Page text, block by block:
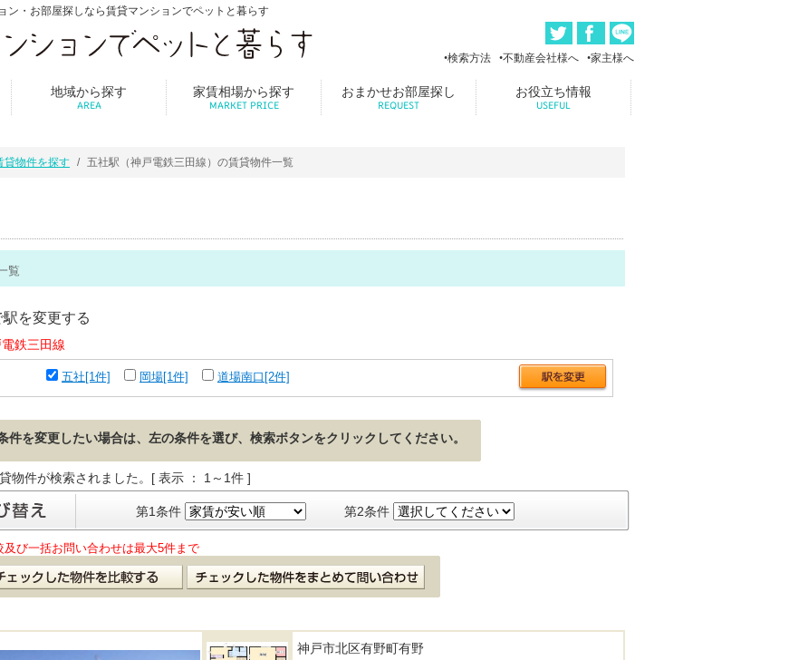
ン・お部屋探しなら賃貸マンションでペットと暮らす
検索方法 不動産会社様へ 家主様へ
地域から探す
AREA
家賃相場から探す
MARKET PRICE
おまかせお部屋探し
REQUEST
お役立ち情報
USEFUL
貸物件を探す 五社駅（神戸電鉄三田線）の賃貸物件一覧
覧
駅を変更する
鉄三田線
五社[1件] 岡場[1件] 道場南口[2件]
件を変更したい場合は、左の条件を選び、検索ボタンをクリックしてください。
物件が検索されました。[ 表示 ： 1～1件 ]
第1条件 第2条件
び一括お問い合わせは最大5件まで
神戸市北区有野町有野